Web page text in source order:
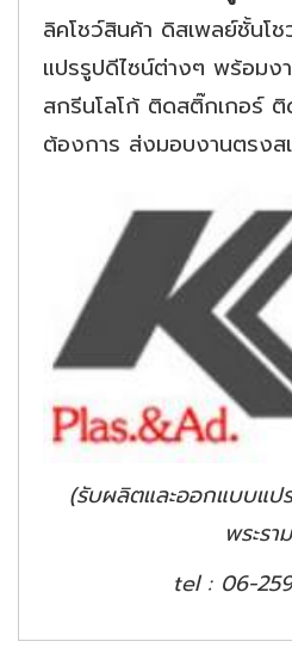
ลิคโชว์สินค้า ดิสเพลย์ชั้นโ
แปรรูปดีไซน์ต่างๆ พร้อมง
สกรีนโลโก้ ติดสติ๊กเกอร์
ต้องการ ส่งมอบงานตรงส
(รับผลิตและออกแบบแป
พระรา
tel : 06-